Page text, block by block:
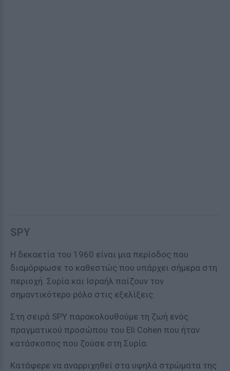
SPY
Η δεκαετία του 1960 είναι μια περίοδος που
διαμόρφωσε το καθεστώς που υπάρχει σήμερα στη
περιοχή. Συρία και Ισραήλ παίζουν τον
σημαντικότερο ρόλο στις εξελίξεις.
Στη σειρά SPY παρακολουθούμε τη ζωή ενός
πραγματικού προσώπου του Eli Cohen που ήταν
κατάσκοπος που ζούσε στη Συρία.
Κατάφερε να αναρριχηθεί στα υψηλά στρώματα της